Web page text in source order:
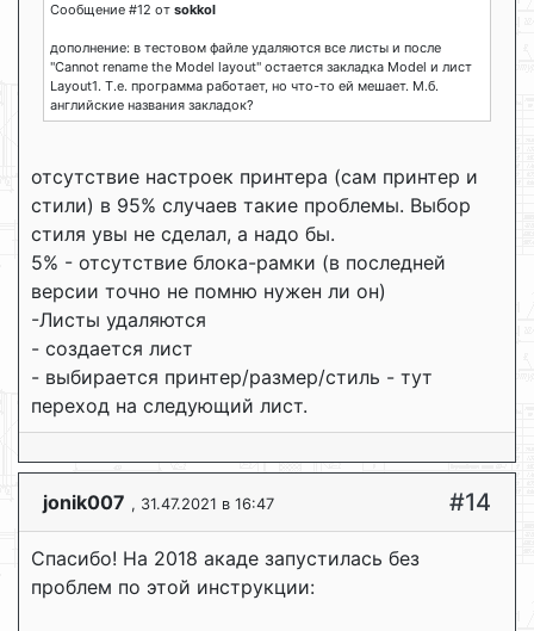
Сообщение #12 от sokkol
дополнение: в тестовом файле удаляются все листы и после
"Cannot rename the Model layout" остается закладка Model и лист
Layout1. Т.е. программа работает, но что-то ей мешает. М.б.
английские названия закладок?
отсутствие настроек принтера (сам принтер и
стили) в 95% случаев такие проблемы. Выбор
стиля увы не сделал, а надо бы.
5% - отсутствие блока-рамки (в последней
версии точно не помню нужен ли он)
-Листы удаляются
- создается лист
- выбирается принтер/размер/стиль - тут
переход на следующий лист.
jonik007 , 31.47.2021 в 16:47 #14
Спасибо! На 2018 акаде запустилась без
проблем по этой инструкции: